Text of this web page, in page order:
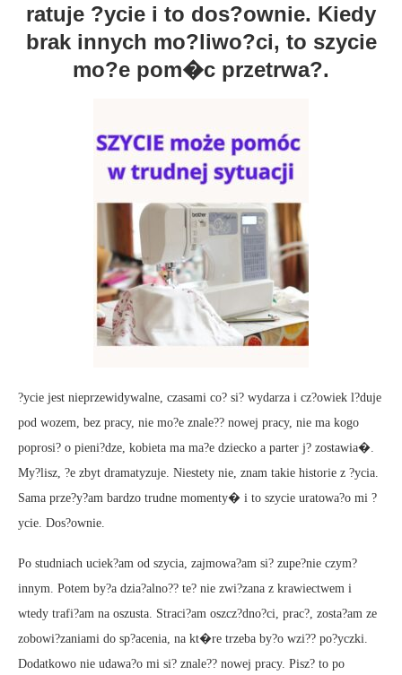
ratuje ?ycie i to dos?ownie. Kiedy
brak innych mo?liwo?ci, to szycie
mo?e pom�c przetrwa?.
?ycie jest nieprzewidywalne, czasami co? si? wydarza i cz?owiek l?duje
pod wozem, bez pracy, nie mo?e znale?? nowej pracy, nie ma kogo
poprosi? o pieni?dze, kobieta ma ma?e dziecko a parter j? zostawia�.
My?lisz, ?e zbyt dramatyzuje. Niestety nie, znam takie historie z ?ycia.
Sama prze?y?am bardzo trudne momenty� i to szycie uratowa?o mi ?
ycie. Dos?ownie.
Po studniach uciek?am od szycia, zajmowa?am si? zupe?nie czym?
innym. Potem by?a dzia?alno?? te? nie zwi?zana z krawiectwem i
wtedy trafi?am na oszusta. Straci?am oszcz?dno?ci, prac?, zosta?am ze
zobowi?zaniami do sp?acenia, na kt�re trzeba by?o wzi?? po?yczki.
Dodatkowo nie udawa?o mi si? znale?? nowej pracy. Pisz? to po